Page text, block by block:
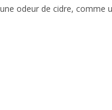
odeur de cidre,